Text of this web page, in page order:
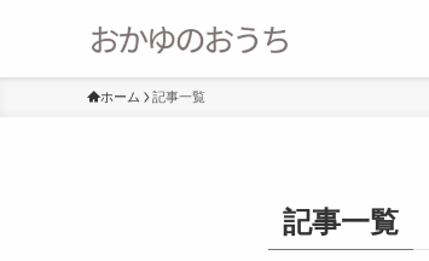
ホーム 記事一覧
記事一覧